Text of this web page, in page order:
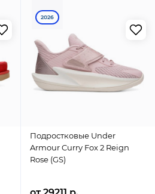
2026
Подростковые Under
Armour Curry Fox 2 Reign
Rose (GS)